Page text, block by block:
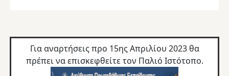
Για αναρτήσεις προ 15ης Απριλίου 2023 θα
πρέπει να επισκεφθείτε τον Παλιό Ιστότοπο.